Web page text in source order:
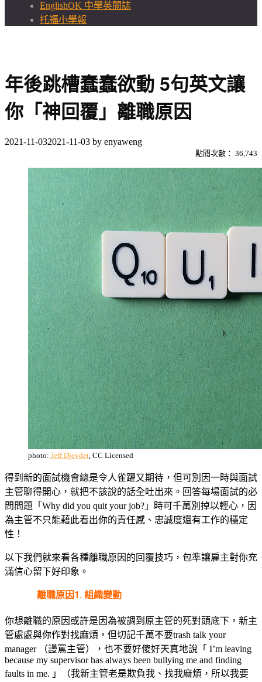
EnglishOK 中學英閱誌
托福小學報
年後跳槽蠢蠢欲動 5句英文讓
你「神回覆」離職原因
2021-11-032021-11-03 by enyaweng
點閱次數： 36,743
photo: Jeff Djevdet, CC Licensed
得到新的面試機會總是令人雀躍又期待，但可別因一時與面試
主管聊得開心，就把不該說的話全吐出來。回答每場面試的必
問問題「Why did you quit your job?」時可千萬別掉以輕心，因
為主管不只能藉此看出你的責任感、忠誠度還有工作的穩定
性！
以下我們就來看各種離職原因的回覆技巧，包準讓雇主對你充
滿信心留下好印象。
離職原因1. 組織變動
你想離職的原因或許是因為被調到原主管的死對頭底下，新主
管處處與你作對找麻煩，但切記千萬不要trash talk your
manager （謾罵主管），也不要好傻好天真地說「 I’m leaving
because my supervisor has always been bullying me and finding
faults in me. 」（我新主管老是欺負我、找我麻煩，所以我要